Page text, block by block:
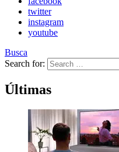
twitter
instagram
youtube
Busca
Search for:
Últimas